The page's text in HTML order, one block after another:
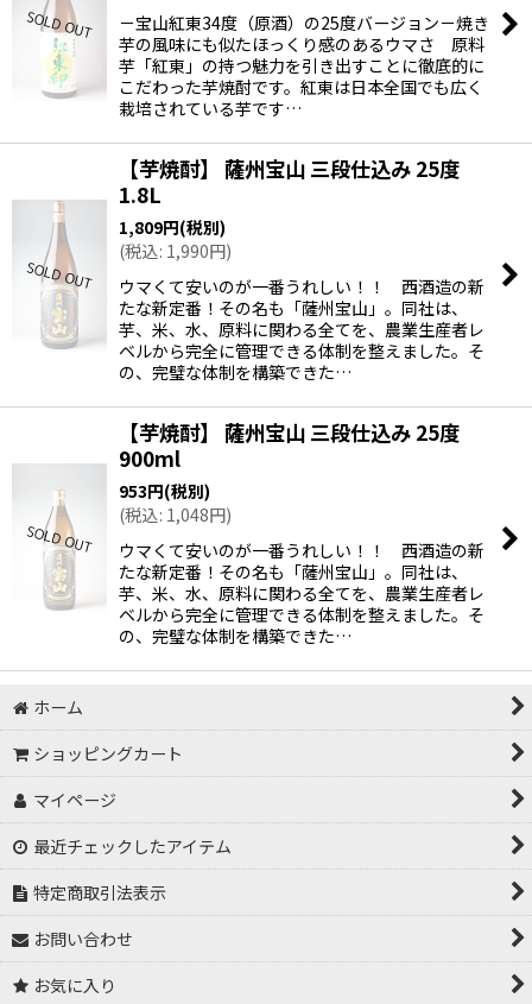
－宝山紅東34度（原酒）の25度バージョン－焼き
芋の風味にも似たほっくり感のあるウマさ 原料
芋「紅東」の持つ魅力を引き出すことに徹底的に
こだわった芋焼酎です。紅東は日本全国でも広く
栽培されている芋です…
【芋焼酎】 薩州宝山 三段仕込み 25度
1.8L
1,809円(税別)
(税込: 1,990円)
ウマくて安いのが一番うれしい！！ 西酒造の新
たな新定番！その名も「薩州宝山」。同社は、
芋、米、水、原料に関わる全てを、農業生産者レ
ベルから完全に管理できる体制を整えました。そ
の、完璧な体制を構築できた…
【芋焼酎】 薩州宝山 三段仕込み 25度
900ml
953円(税別)
(税込: 1,048円)
ウマくて安いのが一番うれしい！！ 西酒造の新
たな新定番！その名も「薩州宝山」。同社は、
芋、米、水、原料に関わる全てを、農業生産者レ
ベルから完全に管理できる体制を整えました。そ
の、完璧な体制を構築できた…
ホーム
ショッピングカート
マイページ
最近チェックしたアイテム
特定商取引法表示
お問い合わせ
お気に入り